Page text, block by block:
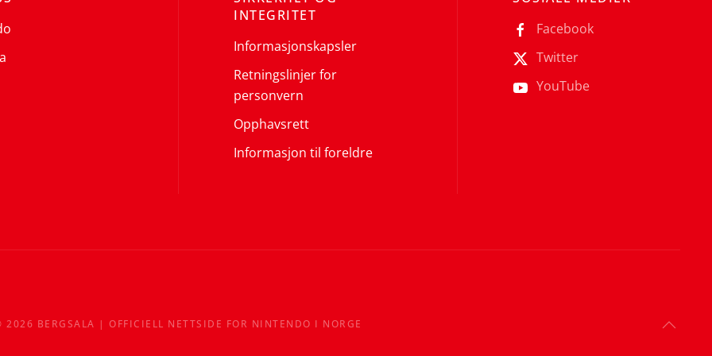
INTEGRITET
Informasjonskapsler
Retningslinjer for
personvern
Opphavsrett
Informasjon til foreldre
Facebook
Twitter
YouTube
2026 BERGSALA | OFFICIELL NETTSIDE FOR NINTENDO I NORGE